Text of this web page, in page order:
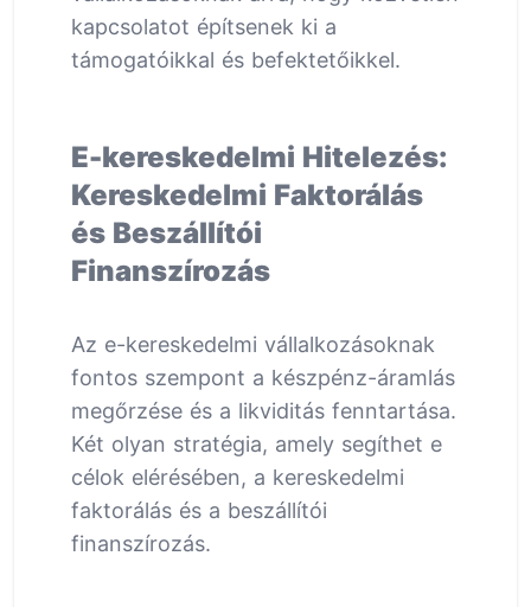
kapcsolatot építsenek ki a
támogatóikkal és befektetőikkel.
E-kereskedelmi Hitelezés:
Kereskedelmi Faktorálás
és Beszállítói
Finanszírozás
Az e-kereskedelmi vállalkozásoknak
fontos szempont a készpénz-áramlás
megőrzése és a likviditás fenntartása.
Két olyan stratégia, amely segíthet e
célok elérésében, a kereskedelmi
faktorálás és a beszállítói
finanszírozás.